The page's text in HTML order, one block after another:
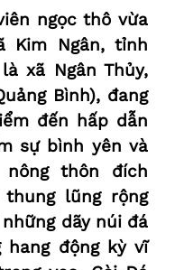
ngọc thô vừa
Kim Ngân, tỉnh
xã Ngân Thủy,
Bình), đang
đến hấp dẫn
sự bình yên và
thôn đích
lũng rộng
dãy núi đá
hang động kỳ vĩ